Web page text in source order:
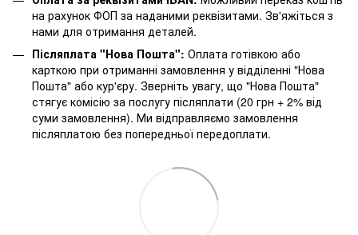
на рахунок ФОП за наданими реквізитами. Зв'яжіться з
нами для отримання деталей.
Післяплата "Нова Пошта": Оплата готівкою або
карткою при отриманні замовлення у відділенні "Нова
Пошта" або кур'єру. Зверніть увагу, що "Нова Пошта"
стягує комісію за послугу післяплати (20 грн + 2% від
суми замовлення). Ми відправляємо замовлення
післяплатою без попередньої передоплати.